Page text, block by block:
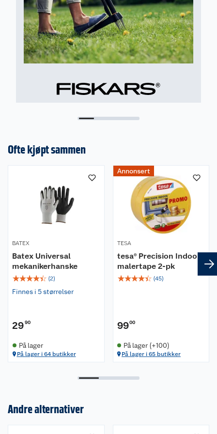
Ofte kjøpt sammen
BATEX
Batex Universal
mekanikerhanske
☆☆☆☆☆ (2)
Finnes i 5 størrelser
2990
På lager
På lager i 64 butikker
Annonsert
TESA
tesa® Precision Indoor
malertape 2-pk
☆☆☆☆☆ (45)
9900
På lager (+100)
På lager i 65 butikker
Andre alternativer
Om oss